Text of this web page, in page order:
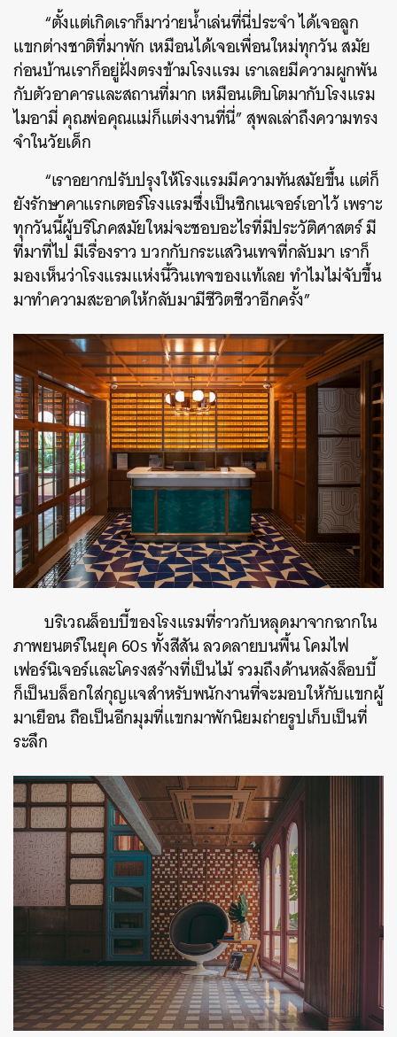
“ตั้งแต่เกิดเราก็มาว่ายน้ำเล่นที่นี่ประจำ ได้เจอลูก
แขกต่างชาติที่มาพัก เหมือนได้เจอเพื่อนใหม่ทุกวัน สมัย
ก่อนบ้านเราก็อยู่ฝั่งตรงข้ามโรงแรม เราเลยมีความผูกพัน
กับตัวอาคารและสถานที่มาก เหมือนเติบโตมากับโรงแรม
ไมอามี่ คุณพ่อคุณแม่ก็แต่งงานที่นี่” สุพลเล่าถึงความทรง
จำในวัยเด็ก
“เราอยากปรับปรุงให้โรงแรมมีความทันสมัยขึ้น แต่ก็
ยังรักษาคาแรกเตอร์โรงแรมซึ่งเป็นซิกเนเจอร์เอาไว้ เพราะ
ทุกวันนี้ผู้บริโภคสมัยใหม่จะชอบอะไรที่มีประวัติศาสตร์ มี
ที่มาที่ไป มีเรื่องราว บวกกับกระแสวินเทจที่กลับมา เราก็
มองเห็นว่าโรงแรมแห่งนี้วินเทจของแท้เลย ทำไมไม่จับขึ้น
มาทำความสะอาดให้กลับมามีชีวิตชีวาอีกครั้ง”
บริเวณล็อบบี้ของโรงแรมที่ราวกับหลุดมาจากฉากใน
ภาพยนตร์ในยุค 60s ทั้งสีสัน ลวดลายบนพื้น โคมไฟ
เฟอร์นิเจอร์และโครงสร้างที่เป็นไม้ รวมถึงด้านหลังล็อบบี้
ก็เป็นบล็อกใส่กุญแจสำหรับพนักงานที่จะมอบให้กับแขกผู้
มาเยือน ถือเป็นอีกมุมที่แขกมาพักนิยมถ่ายรูปเก็บเป็นที่
ระลึก